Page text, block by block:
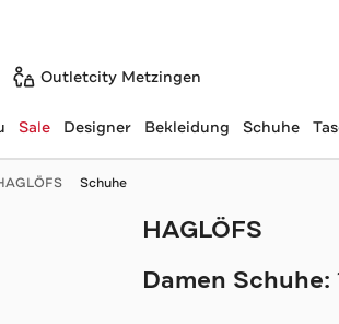
Outletcity Metzingen
ausgewählt:
Sale Designer Bekleidung Schuhe
Schuhe
HAGLÖFS
Damen Schuhe: